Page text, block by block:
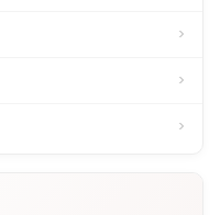
›
›
›